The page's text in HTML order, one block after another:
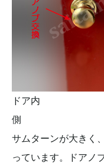
ドア内
サムターンが大きく
っています。ドアノ